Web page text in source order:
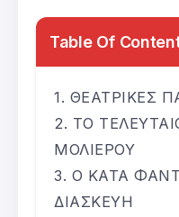
Table Of
ΘΕΑΤΡΙΚΕΣ
ΤΟ
ΜΟΛΙΕΡΟΥ
Ο ΚΑΤΑ
ΔΙΑΣΚΕΥΗ